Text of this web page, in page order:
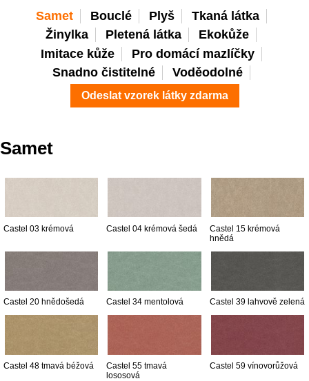
Samet Bouclé Plyš
Tkaná látka
Žinylka
Pletená látka
Ekokůže
Imitace kůže
Pro domácí mazlíčky
Snadno čistitelné
Voděodolné
Odeslat vzorek látky zdarma
Samet
Castel 03 krémová Castel 04 krémová šedá
Castel 15 krémová
hnědá
Castel 20 hnědošedá Castel 34 mentolová Castel 39 lahvově zelená
Castel 48 tmavá béžová
Castel 55 tmavá
lososová
Castel 59 vínovorůžová